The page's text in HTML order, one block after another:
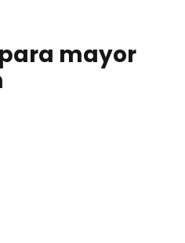
mayor